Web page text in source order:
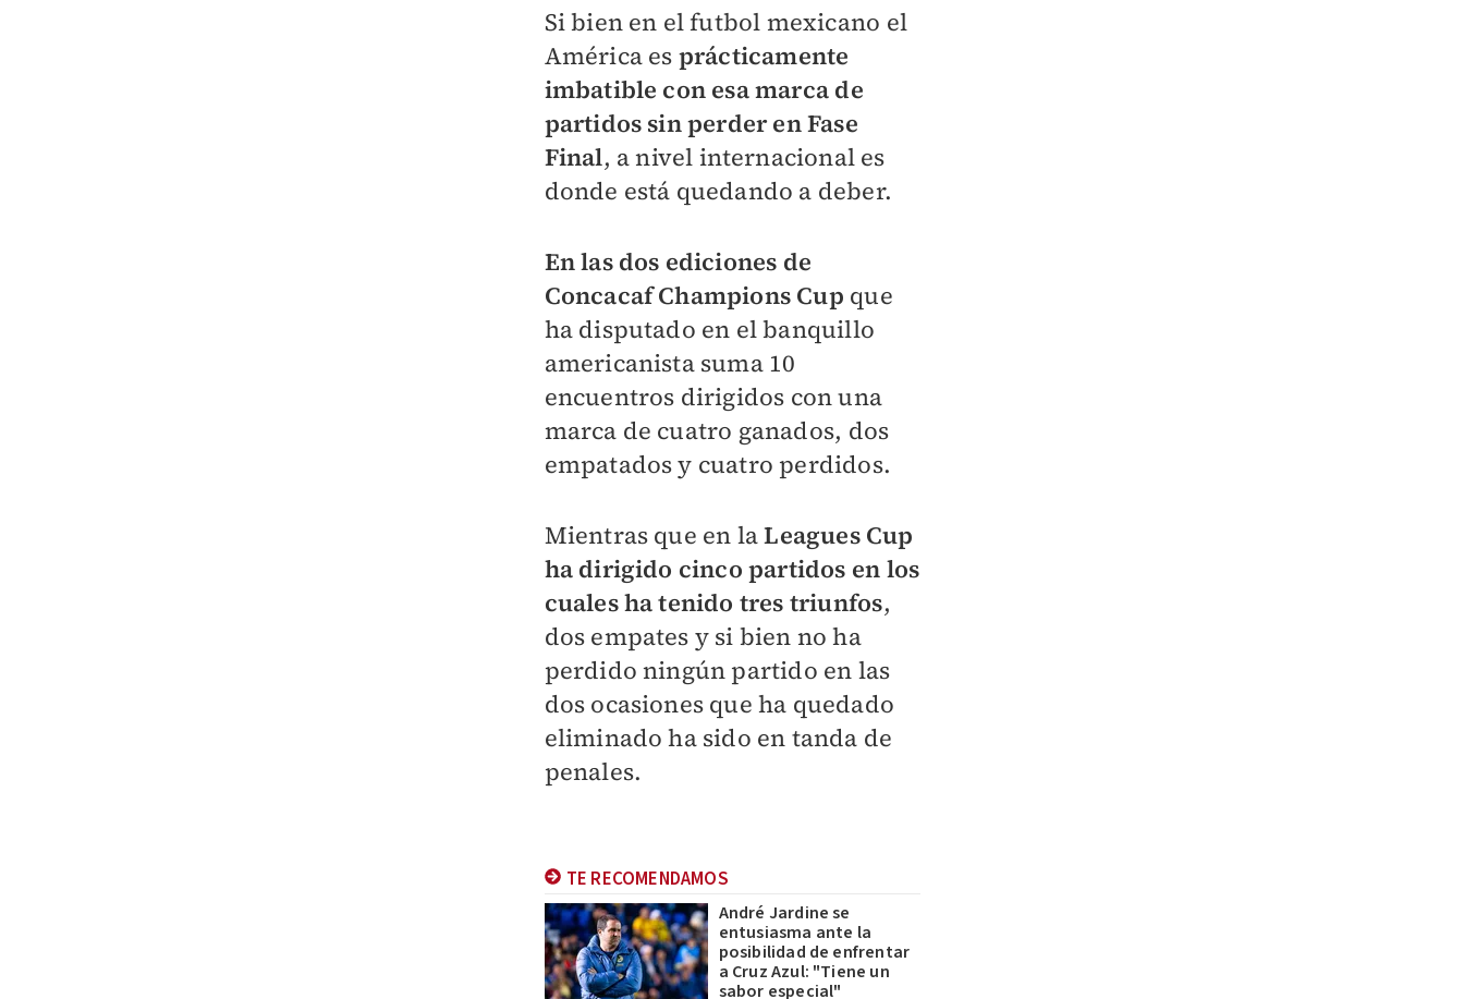
Si bien en el futbol mexicano el
América es prácticamente
imbatible con esa marca de
partidos sin perder en Fase
Final, a nivel internacional es
donde está quedando a deber.
En las dos ediciones de
Concacaf Champions Cup que
ha disputado en el banquillo
americanista suma 10
encuentros dirigidos con una
marca de cuatro ganados, dos
empatados y cuatro perdidos.
Mientras que en laLeagues Cup
ha dirigido cinco partidos en los
cuales ha tenido tres triunfos,
dos empates y si bien no ha
perdido ningún partido en las
dos ocasiones que ha quedado
eliminado ha sido en tanda de
penales.
TE RECOMENDAMOS
André Jardine se
entusiasma ante la
posibilidad de enfrentar
a Cruz Azul: "Tiene un
sabor especial"